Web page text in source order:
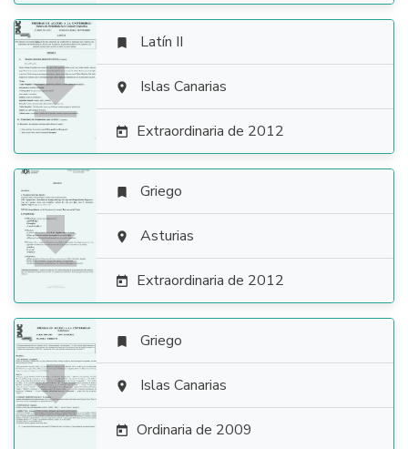

 Latín II
 Islas Canarias
 Extraordinaria de 2012

 Griego
 Asturias
 Extraordinaria de 2012

 Griego
 Islas Canarias
 Ordinaria de 2009